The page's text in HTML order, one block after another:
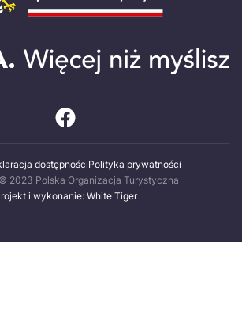
dostępnościPolityka prywatności
2023 Polska Organizacja Turystyczna
i wykonanie: White Tiger